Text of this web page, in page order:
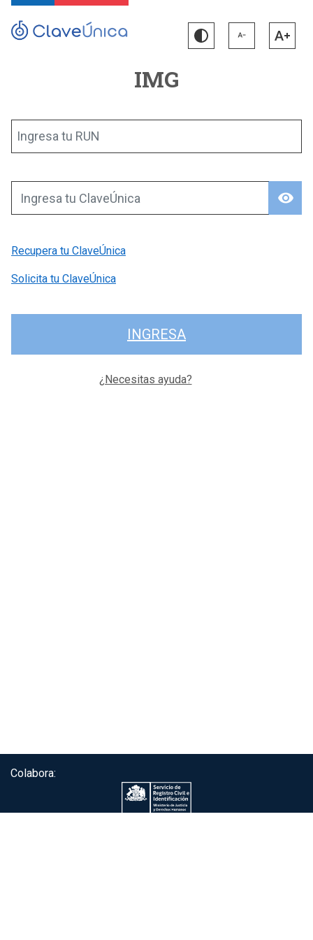
IMG
Ingresa tu RUN
visibility
Ingresa tu ClaveÚnica
Recupera tu ClaveÚnica
Solicita tu ClaveÚnica
INGRESA
¿Necesitas ayuda?
Colabora: